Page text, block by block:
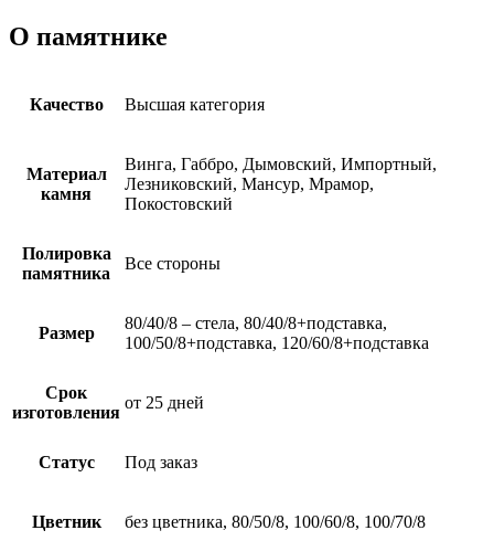
О памятнике
Качество Высшая категория
Материал
камня
Винга, Габбро, Дымовский, Импортный,
Лезниковский, Мансур, Мрамор,
Покостовский
Полировка
памятника
Все стороны
Размер
80/40/8 – стела, 80/40/8+подставка,
100/50/8+подставка, 120/60/8+подставка
Срок
изготовления
от 25 дней
Статус Под заказ
Цветник без цветника, 80/50/8, 100/60/8, 100/70/8